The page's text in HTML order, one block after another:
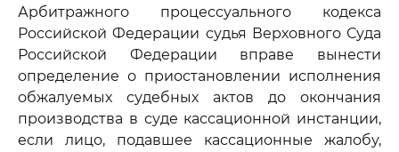
Арбитражного процессуального кодекса
Российской Федерации судья Верховного Суда
Российской Федерации вправе вынести
определение о приостановлении исполнения
обжалуемых судебных актов до окончания
производства в суде кассационной инстанции,
если лицо, подавшее кассационные жалобу,